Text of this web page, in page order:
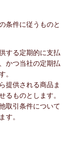
条件に従うものと
する定期的に支払
かつ当社の定期払
。
提供される商品ま
るものとします。
取引条件について
す。